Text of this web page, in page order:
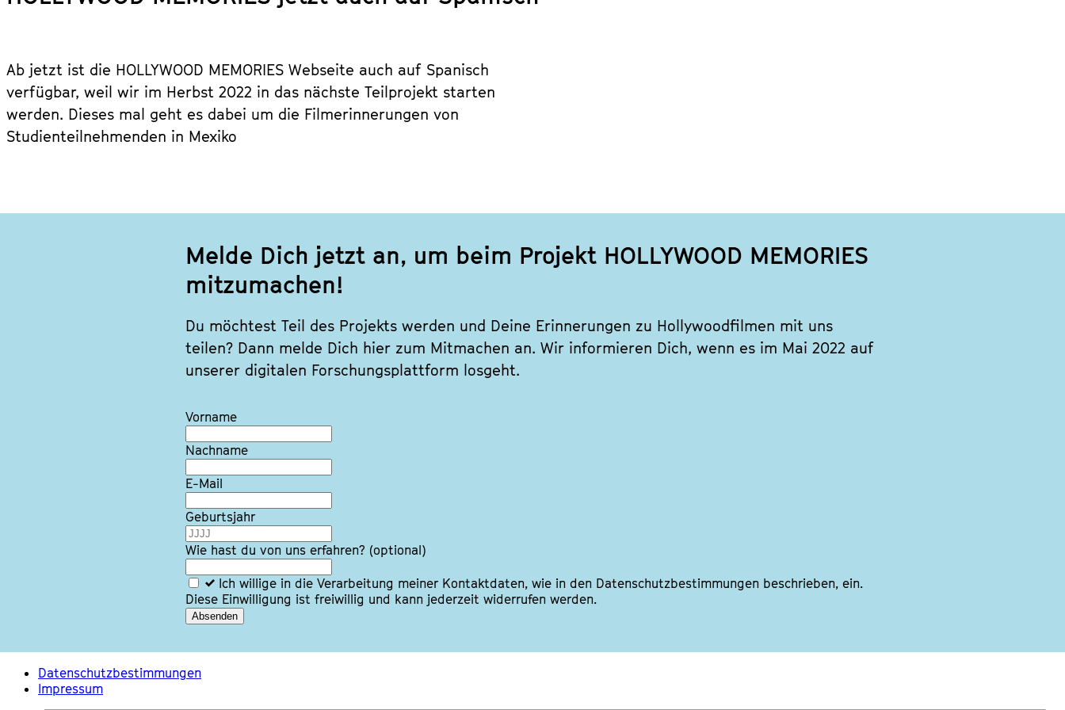
Ab jetzt ist die HOLLYWOOD MEMORIES Webseite auch auf Spanisch
verfügbar, weil wir im Herbst 2022 in das nächste Teilprojekt starten
werden. Dieses mal geht es dabei um die Filmerinnerungen von
Studienteilnehmenden in Mexiko
Melde Dich jetzt an, um beim Projekt HOLLYWOOD MEMORIES
mitzumachen!
Du möchtest Teil des Projekts werden und Deine Erinnerungen zu Hollywoodfilmen mit uns
teilen? Dann melde Dich hier zum Mitmachen an. Wir informieren Dich, wenn es im Mai 2022 auf
unserer digitalen Forschungsplattform losgeht.
Lass
Feld
leer
Vorname
Nachname
E-Mail
Geburtsjahr
Wie hast du von uns erfahren? (optional)
Ich willige in die Verarbeitung meiner Kontaktdaten, wie in den Datenschutzbestimmungen beschrieben, ein.
Diese Einwilligung ist freiwillig und kann jederzeit widerrufen werden.
Absenden
Datenschutzbestimmungen
Impressum